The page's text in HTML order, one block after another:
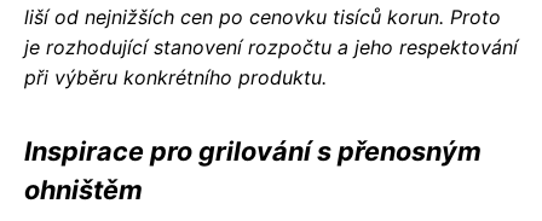
liší od nejnižších cen po cenovku tisíců korun. Proto
je rozhodující stanovení rozpočtu a jeho respektování
při výběru konkrétního produktu.
Inspirace pro grilování s přenosným
ohništěm